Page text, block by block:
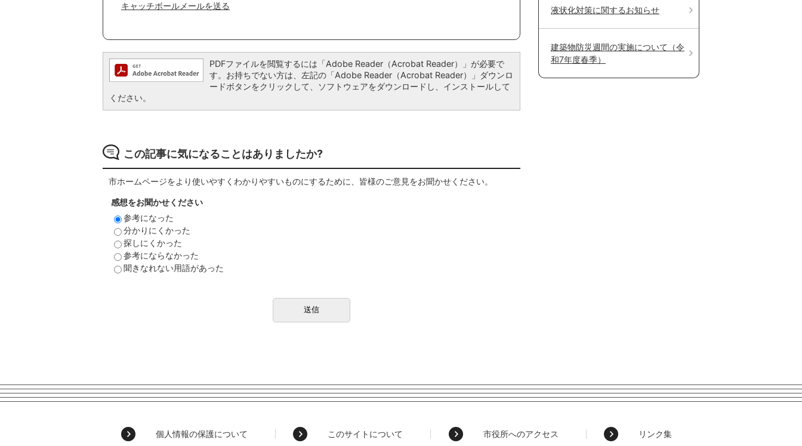
キャッチボールメールを送る
PDFファイルを閲覧するには「Adobe Reader（Acrobat Reader）」が必要で
す。お持ちでない方は、左記の「Adobe Reader（Acrobat Reader）」ダウンロ
ードボタンをクリックして、ソフトウェアをダウンロードし、インストールして
ください。
この記事に気になることはありましたか?
市ホームページをより使いやすくわかりやすいものにするために、皆様のご意見をお聞かせください。
感想をお聞かせください
参考になった
分かりにくかった
探しにくかった
参考にならなかった
聞きなれない用語があった
液状化対策に関するお知らせ
建築物防災週間の実施について（令
和7年度春季）
個人情報の保護について このサイトについて 市役所へのアクセス リンク集